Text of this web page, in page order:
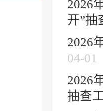
2026
开”抽
2026
04-01
2026
抽查